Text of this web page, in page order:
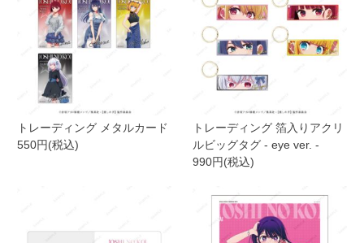
トレーディング メタルカード
550円(税込)
トレーディング 箔入りアクリ
ルビッグタグ - eye ver. -
990円(税込)